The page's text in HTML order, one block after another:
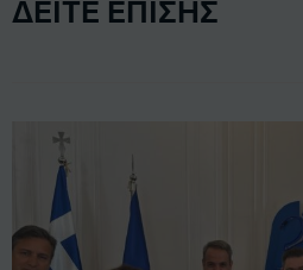
ΔΕΙΤΕ ΕΠΙΣΗΣ